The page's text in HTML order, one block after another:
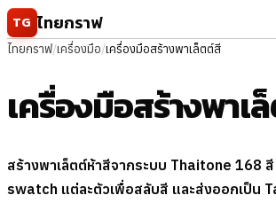
ข้ามไปยังเนื้อหา
TG ไทยกราฟ
ไทยกราฟ/เครื่องมือ/เครื่องมือสร้างพาเล็ตต์สี
เครื่องมือสร้างพาเ
สร้างพาเล็ตต์ห้าสีจากระบบ Thaitone 168
swatch แต่ละตัวเพื่อสลับสี และส่งออกเป็น